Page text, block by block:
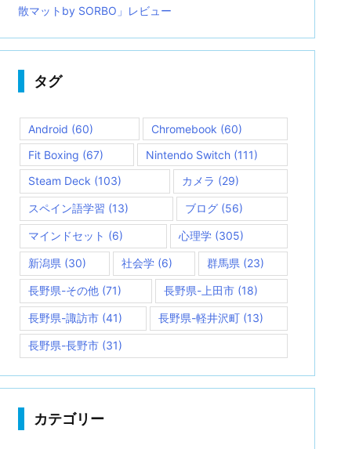
散マットby SORBO」レビュー
タグ
Android (60) Chromebook (60)
Fit Boxing (67) Nintendo Switch(111)
Steam Deck (103) カメラ (29)
スペイン語学習 (13) ブログ (56)
マインドセット (6) 心理学 (305)
新潟県 (30) 社会学(6) 群馬県 (23)
長野県-その他 (71) 長野県-上田市(18)
長野県-諏訪市 (41) 長野県-軽井沢町 (13)
長野県-長野市 (31)
カテゴリー